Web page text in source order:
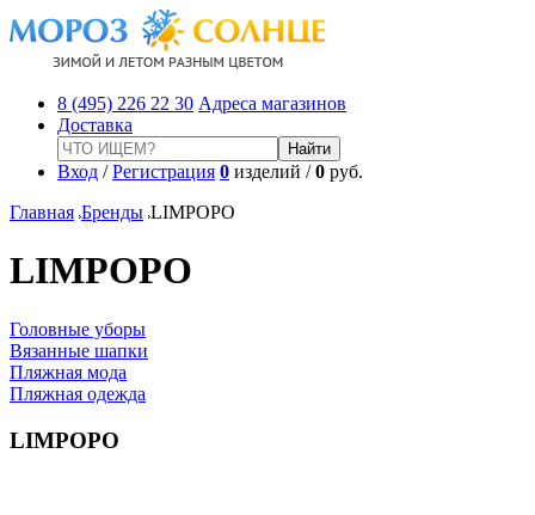
8 (495) 226 22 30 Адреса магазинов
Доставка
Вход /Регистрация 0 изделий /0 руб.
Главная Бренды LIMPOPO
LIMPOPO
Головные уборы
Вязанные шапки
Пляжная мода
Пляжная одежда
LIMPOPO